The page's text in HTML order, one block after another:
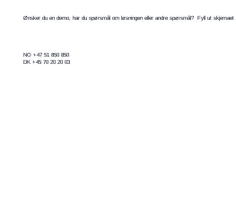
Ønsker du en demo, har du spørsmål om løsningen eller andre spørsmål? Fyll ut skjemaet
NO +47 51 850 850
DK +45 70 20 20 03